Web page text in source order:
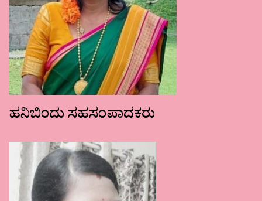
ಹನಿಬಿಂದು ಸಹಸಂಪಾದಕರು